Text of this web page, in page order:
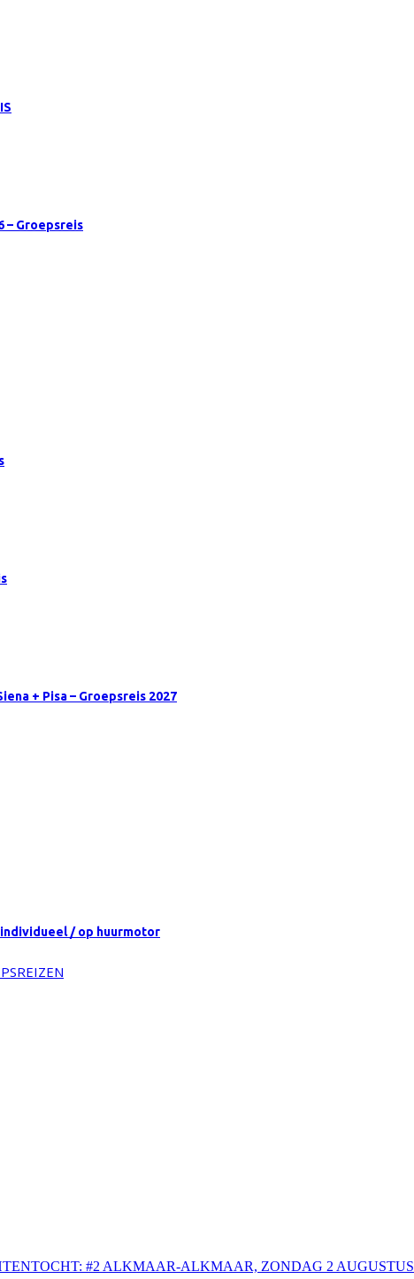
– Groepsreis
+ Pisa – Groepsreis 2027
individueel / op huurmotor
#2 ALKMAAR-ALKMAAR, ZONDAG 2 AUGUSTUS